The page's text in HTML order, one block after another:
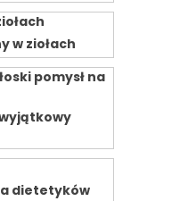
w ziołach
dietetyków